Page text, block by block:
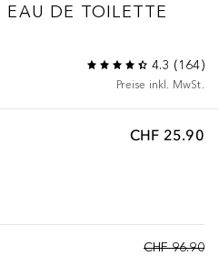
EAU DE TOILETTE
4.3 (164)
Preise inkl. MwSt.
CHF 25.90
CHF 96.90